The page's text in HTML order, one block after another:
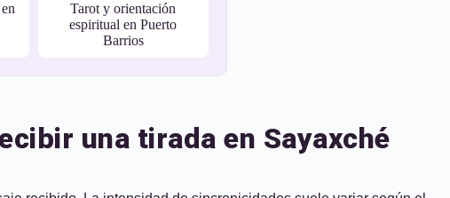
Tarot y orientación
espiritual en Puerto
Barrios
una tirada en Sayaxché